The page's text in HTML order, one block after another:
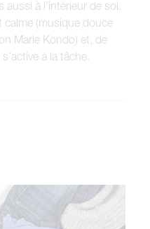
aussi à l’intérieur de soi.
calme (musique douce
Marie Kondo) et, de
à la tâche.